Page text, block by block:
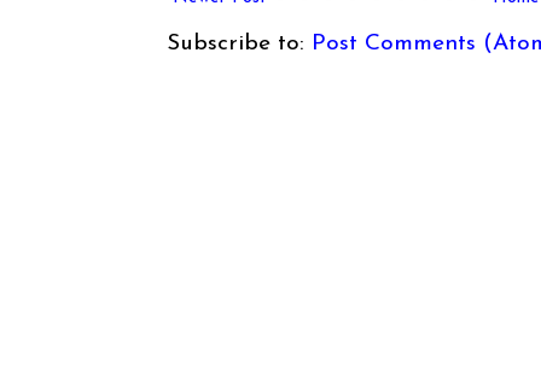
Subscribe to: Post Comments